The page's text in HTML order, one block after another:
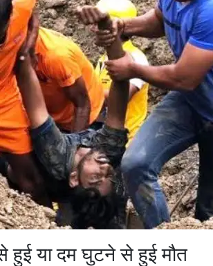
हुई या दम घुटने से हुई मौत